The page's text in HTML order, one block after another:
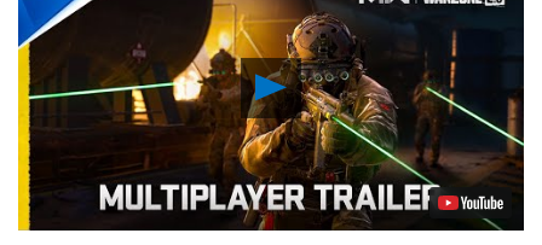
Play
Video